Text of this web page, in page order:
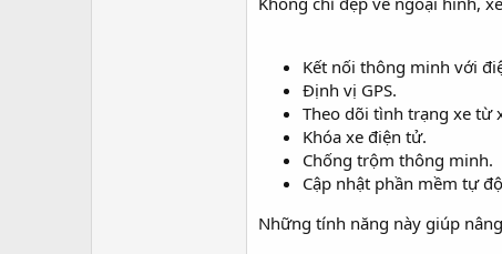
Kết nối thông minh với
Định vị GPS.
Theo dõi tình trạng xe từ
Khóa xe điện tử.
Chống trộm thông minh.
Cập nhật phần mềm tự
Những tính năng này giúp